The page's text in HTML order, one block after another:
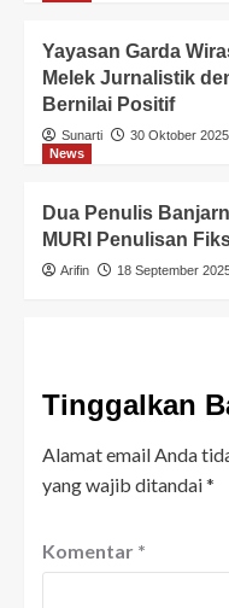
Yayasan Garda
Melek Jurnalistik
Bernilai Positif
Sunarti 30 Oktober
News
Dua Penulis
MURI Penulisan
Arifin 18 September
Tinggalkan
Alamat email Anda
yang wajib ditandai*
Komentar *